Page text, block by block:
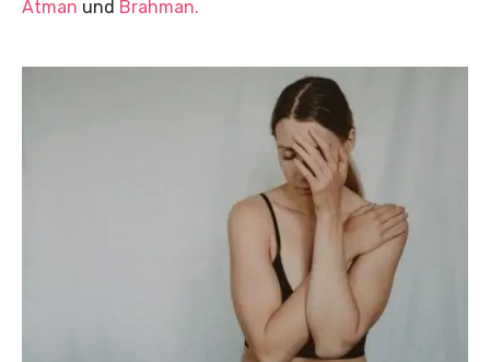
Atman und Brahman.